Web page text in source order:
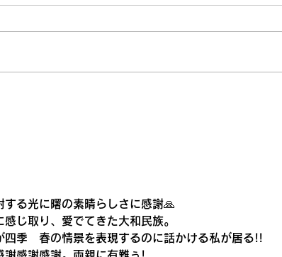
す。
る光に曙の素晴らしさに感謝🙏
じ取り、愛でてきた大和民族。
季　春の情景を表現するのに話かける私が居る!!